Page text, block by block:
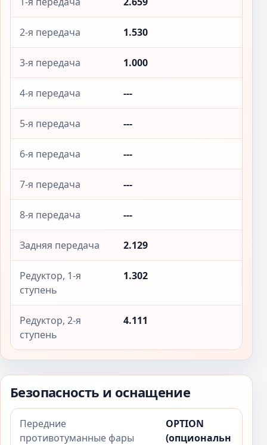
2-я передача 1.530
3-я передача 1.000
4-я передача ---
5-я передача ---
6-я передача ---
7-я передача ---
8-я передача ---
Задняя передача 2.129
Редуктор, 1-я
ступень
1.302
Редуктор, 2-я
ступень
4.111
Безопасность и оснащение
Передние
противотуманные фары
OPTION
(опциональн